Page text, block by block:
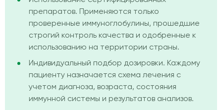
препаратов. Применяются только
проверенные иммуноглобулины, прошедшие
строгий контроль качества и одобренные к
использованию на территории страны.
Индивидуальный подбор дозировки. Каждому
пациенту назначается схема лечения с
учетом диагноза, возраста, состояния
иммунной системы и результатов анализов.